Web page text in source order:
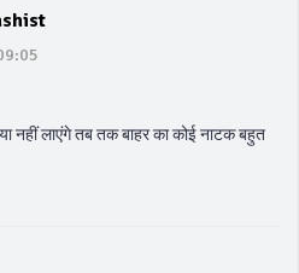
नहीं लाएंगे तब तक बाहर का कोई नाटक बहुत